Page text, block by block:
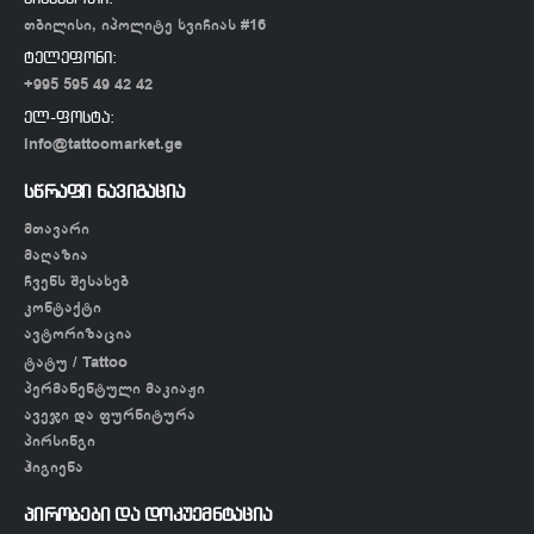
თბილისი, იპოლიტე ხვიჩიას #16
ტელეფონი:
+995 595 49 42 42
ელ-ფოსტა:
info@tattoomarket.ge
სწრაფი ნავიგაცია
მთავარი
მაღაზია
ჩვენს შესახებ
კონტაქტი
ავტორიზაცია
ტატუ / Tattoo
პერმანენტული მაკიაჟი
ავეჯი და ფურნიტურა
პირსინგი
ჰიგიენა
პირობები და დოკუემნტაცია